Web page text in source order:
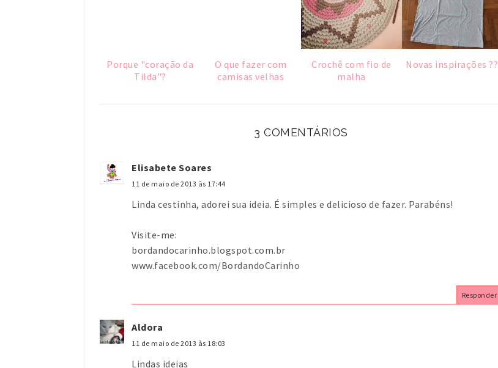
Porque "coração da
Tilda"?
O que fazer com
camisas velhas
Crochê com fio de
malha
Novas inspirações ??
3 COMENTÁRIOS
Elisabete Soares
11 de maio de 2013 às 17:44
Linda cestinha, adorei sua ideia. É simples e delicioso de fazer. Parabéns!
Visite-me:
bordandocarinho.blogspot.com.br
www.facebook.com/BordandoCarinho
Responder
Aldora
11 de maio de 2013 às 18:03
Lindas ideias